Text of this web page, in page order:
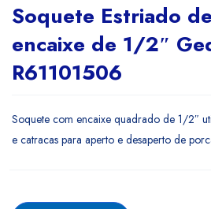
Soquete Estriado
encaixe de 1/2″
R61101506
Soquete com encaixe quadrado de 1/2″
e catracas para aperto e desaperto de